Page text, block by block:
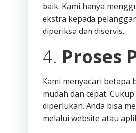
baik. Kami hanya
ekstra kepada
diperiksa dan diservis.
4. Proses
Kami menyadari betapa
mudah dan cepat.
diperlukan. Anda bisa
melalui website atau